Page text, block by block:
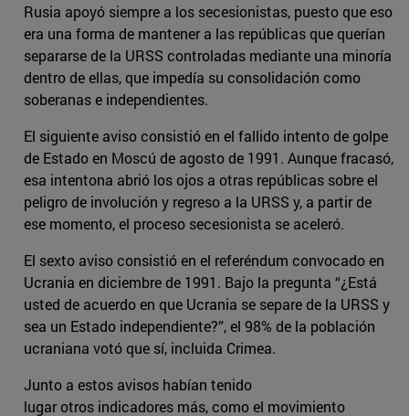
Rusia apoyó siempre a los secesionistas, puesto que eso
era una forma de mantener a las repúblicas que querían
separarse de la URSS controladas mediante una minoría
dentro de ellas, que impedía su consolidación como
soberanas e independientes.
El siguiente aviso consistió en el fallido intento de golpe
de Estado en Moscú de agosto de 1991. Aunque fracasó,
esa intentona abrió los ojos a otras repúblicas sobre el
peligro de involución y regreso a la URSS y, a partir de
ese momento, el proceso secesionista se aceleró.
El sexto aviso consistió en el referéndum convocado en
Ucrania en diciembre de 1991. Bajo la pregunta “¿Está
usted de acuerdo en que Ucrania se separe de la URSS y
sea un Estado independiente?”, el 98% de la población
ucraniana votó que sí, incluida Crimea.
Junto a estos avisos habían tenido
lugar otros indicadores más, como el movimiento